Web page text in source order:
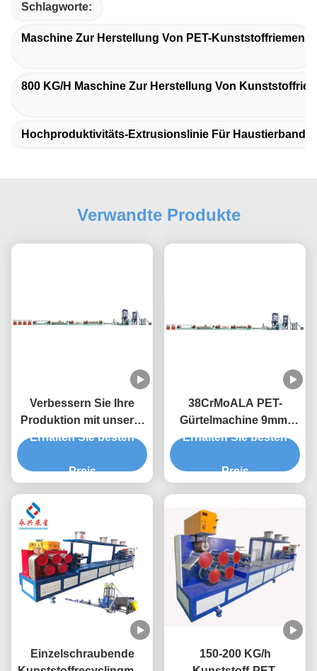
Schlagworte:
Maschine Zur Herstellung Von PET-Kunststoffriemen
800 KG/h Maschine Zur Herstellung Von
Hochproduktivitäts-Extrusionslinie Für Haustierband
Verwandte Produkte
Verbessern Sie Ihre
Produktion mit unserer
hochleistungsfähigen
Erhalten Sie besten
Preis
38CrMoALA PET-
Gürtelmachine 9mm-
Gürtelbandmachine
Erhalten Sie besten
Preis
Einzelschraubende
150-200 KG/h